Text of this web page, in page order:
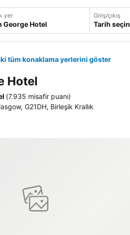
yer Giriş/çıkış
Tarih seçin
tüm konaklama yerlerini göster
Hotel
(7.935 misafir puanı)
G21DH, Birleşik Krallık